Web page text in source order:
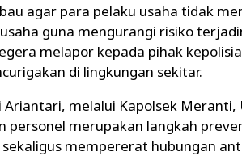
agar para pelaku usaha tidak
guna mengurangi risiko
melapor kepada pihak
di lingkungan sekitar.
Ariantari, melalui Kapolsek
personel merupakan langkah
mempererat hubungan